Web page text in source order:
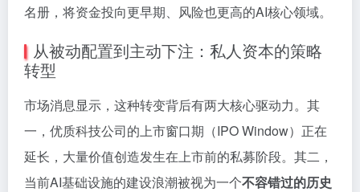
名册，将资金投向更早期、风险也更高的AI核心领域。
从被动配置到主动下注：私人资本的策略
转型
市场消息显示，这种转变背后有两大核心驱动力。其
一，优质科技公司的上市窗口期（IPO Window）正在
延长，大量价值创造发生在上市前的私募阶段。其二，
当前AI基础设施的建设浪潮被视为一个不容错过的历史